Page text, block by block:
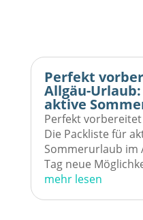
Perfekt
Allgäu-
aktive
Perfekt
Die Packliste für
Sommerurlaub im
Tag neue
mehr lesen